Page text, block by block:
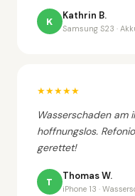
K
Kathrin B.
Samsung S23 ·
★★★★★
Wasserschaden am
hoffnungslos.
gerettet!
T
Thomas W.
iPhone 13 ·